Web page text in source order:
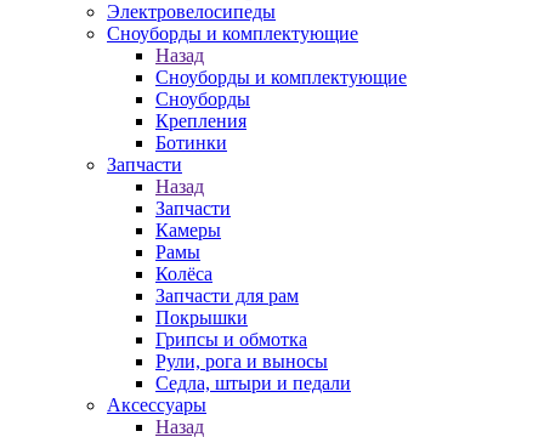
Электровелосипеды
Cноуборды и комплектующие
Назад
Cноуборды и комплектующие
Сноуборды
Крепления
Ботинки
Запчасти
Назад
Запчасти
Камеры
Рамы
Колёса
Запчасти для рам
Покрышки
Грипсы и обмотка
Рули, рога и выносы
Седла, штыри и педали
Аксессуары
Назад